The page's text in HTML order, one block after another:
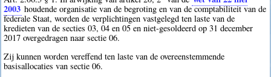
2003 houdende organisatie van de begroting en van de comptabiliteit van de
federale Staat, worden de verplichtingen vastgelegd ten laste van de
kredieten van de secties 03, 04 en 05 en niet-gesoldeerd op 31 december
2017 overgedragen naar sectie 06.
Zij kunnen worden vereffend ten laste van de overeenstemmende
basisallocaties van sectie 06.